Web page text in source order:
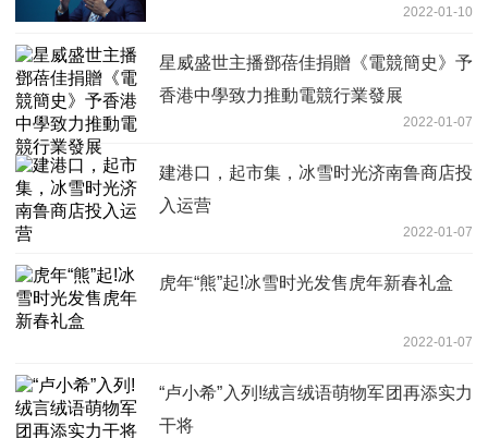
2022-01-10
星威盛世主播鄧蓓佳捐贈《電競簡史》予
香港中學致力推動電競行業發展
2022-01-07
建港口，起市集，冰雪时光济南鲁商店投
入运营
2022-01-07
虎年“熊”起!冰雪时光发售虎年新春礼盒
2022-01-07
“卢小希”入列!绒言绒语萌物军团再添实力
干将